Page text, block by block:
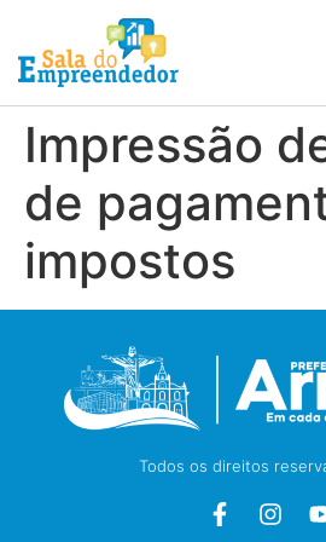
Impressão
de
impostos
Todos os direitos